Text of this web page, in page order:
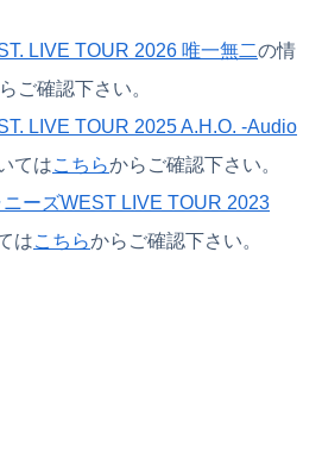
LIVE TOUR 2026 唯一無二の情
ご確認下さい。
LIVE TOUR 2025 A.H.O. -Audio
てはこちらからご確認下さい。
ニーズWEST LIVE TOUR 2023
はこちらからご確認下さい。